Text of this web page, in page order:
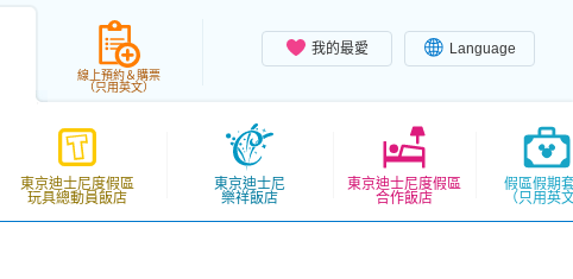
我的最愛 Language
線上預約＆購票
（只用英文）
東京迪士尼度假區
玩具總動員飯店
東京迪士尼
樂祥飯店
東京迪士尼度假區
合作飯店
假區假期
（只用英